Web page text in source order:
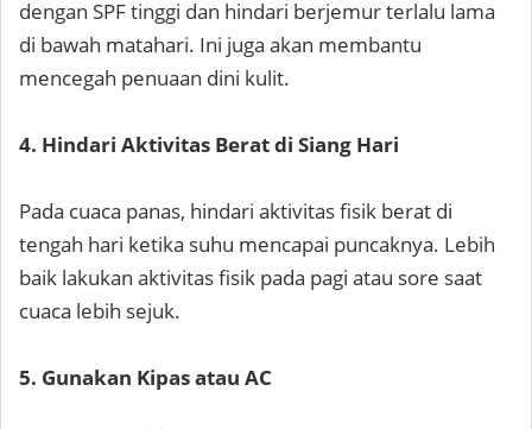
dengan SPF tinggi dan hindari berjemur terlalu lama
di bawah matahari. Ini juga akan membantu
mencegah penuaan dini kulit.
4. Hindari Aktivitas Berat di Siang Hari
Pada cuaca panas, hindari aktivitas fisik berat di
tengah hari ketika suhu mencapai puncaknya. Lebih
baik lakukan aktivitas fisik pada pagi atau sore saat
cuaca lebih sejuk.
5. Gunakan Kipas atau AC